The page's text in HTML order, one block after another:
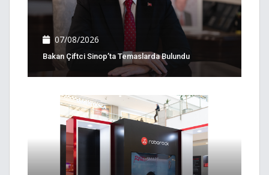
07/08/2026
Bakan Çiftci Sinop’ta Temaslarda Bulundu